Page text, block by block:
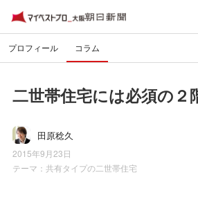
プロフィール コラム
二世帯住宅には必須の２
田原稔久
2015年9月23日
テーマ： 共有タイプの二世帯住宅